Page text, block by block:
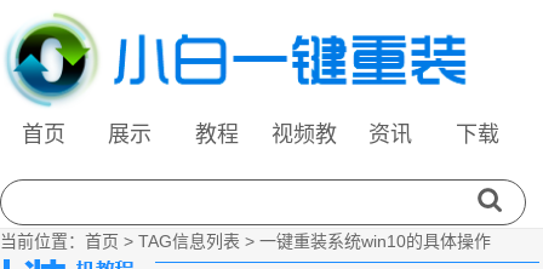
首页 展示 教程
视频教
资讯 下载
当前位置： 首页 > TAG信息列表 > 一键重装系统win10的具体操作